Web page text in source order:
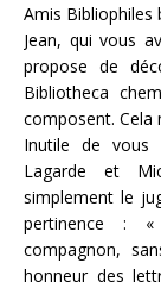
Amis Bibliophiles
Jean, qui vous
propose de
Bibliotheca
composent. Cela
Inutile de vous
Lagarde et
simplement le
pertinence :
compagnon,
honneur des